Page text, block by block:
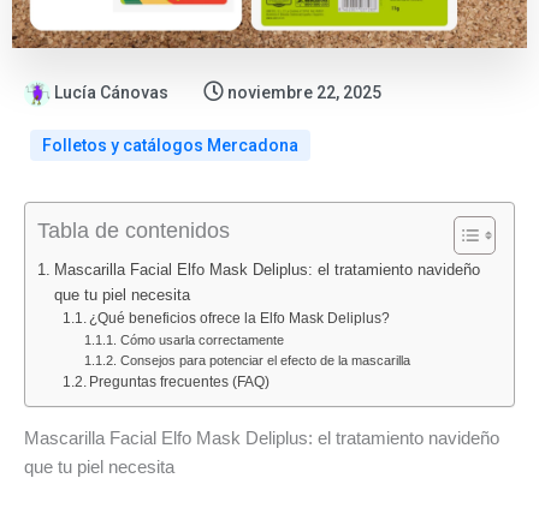
Lucía Cánovas noviembre 22, 2025
Folletos y catálogos Mercadona
Tabla de contenidos
Mascarilla Facial Elfo Mask Deliplus: el tratamiento navideño
que tu piel necesita
¿Qué beneficios ofrece la Elfo Mask Deliplus?
Cómo usarla correctamente
Consejos para potenciar el efecto de la mascarilla
Preguntas frecuentes (FAQ)
Mascarilla Facial Elfo Mask Deliplus: el tratamiento navideño
que tu piel necesita
:
DIA
prepara
una
oferta
irresistible
para
la
próxima
:
Nuevo
catálogo
DIA
del
12
al
18
de
:
Oferta
flash
Nilait
Scene
:
Lidl
2026:
ofertas
de
:
Bazar
16
de